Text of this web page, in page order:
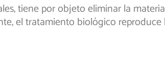
tiene por objeto eliminar la
el tratamiento biológico